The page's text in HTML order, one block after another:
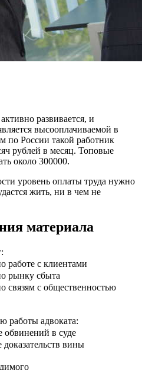
развивается, и
высооплачиваемой в
по России такой работник
рублей в месяц. Топовые
около 300000.
уровень оплаты труда нужно
жить, ни в чем не
материала
работе с клиентами
рынку сбыта
связям с общественностью
работы адвоката:
обвинений в суде
вины